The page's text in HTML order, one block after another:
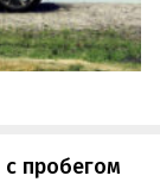
пробегом